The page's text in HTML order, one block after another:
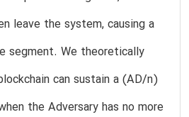
leave the system, causing a
segment. We theoretically
can sustain a (AD/n)
the Adversary has no more